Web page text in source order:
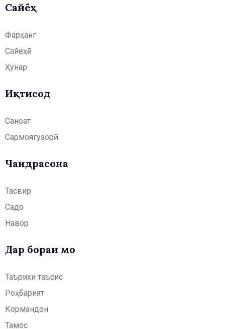
Сайёҳӣ
Фарҳанг
Сайёҳӣ
Ҳунар
Иқтисод
Саноат
Сармоягузорӣ
Чандрасонаӣ
Тасвир
Садо
Навор
Дар бораи мо
Таърихи таъсис
Роҳбарият
Кормандон
Тамос